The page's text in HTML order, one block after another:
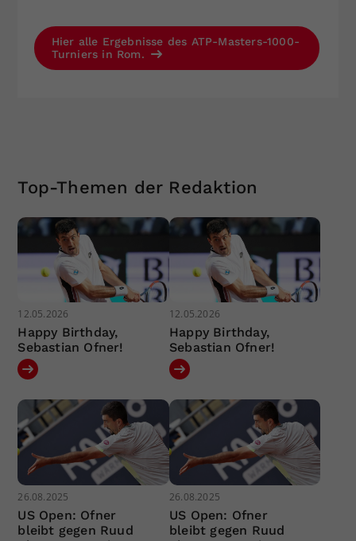
Hier alle Ergebnisse des ATP-Masters-1000-
Turniers in Rom.
Top-Themen der Redaktion
12.05.2026
Happy Birthday,
Sebastian Ofner!
12.05.2026
Happy Birthday,
Sebastian Ofner!
26.08.2025
US Open: Ofner
bleibt gegen Ruud
26.08.2025
US Open: Ofner
bleibt gegen Ruud